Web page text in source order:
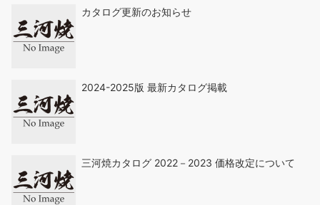
カタログ更新のお知らせ
2024-2025版 最新カタログ掲載
三河焼カタログ 2022－2023 価格改定について